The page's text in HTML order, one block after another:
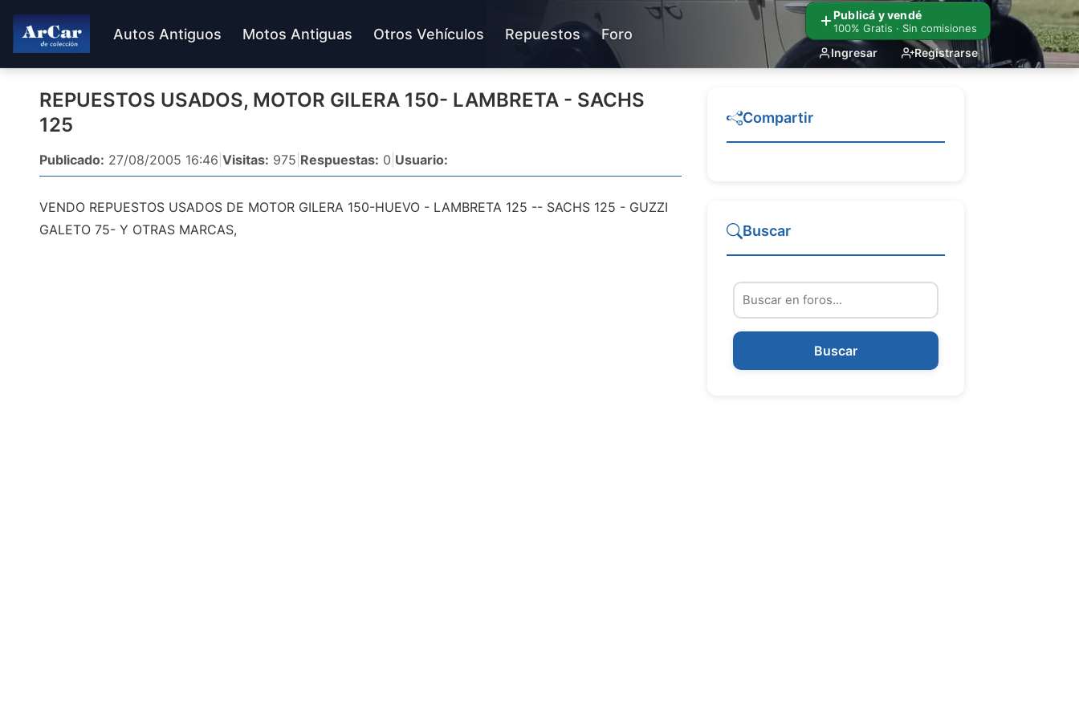
Publicá y vendé
100% Gratis · Sin comisiones
Ingresar Registrarse
Autos Antiguos Motos Antiguas Otros Vehículos Repuestos Foro
REPUESTOS USADOS, MOTOR GILERA 150- LAMBRETA - SACHS
125
Publicado: 27/08/2005 16:46 Visitas: 975 Respuestas: 0 Usuario:
VENDO REPUESTOS USADOS DE MOTOR GILERA 150-HUEVO - LAMBRETA 125 -- SACHS 125 - GUZZI
GALETO 75- Y OTRAS MARCAS,
Compartir
Buscar
Buscar